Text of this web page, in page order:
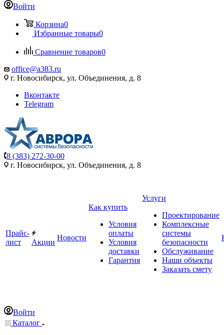
Войти
Корзина0
Избранные товары0
Сравнение товаров0
office@a383.ru
г. Новосибирск, ул. Объединения, д. 8
Вконтакте
Telegram
8 (383) 272-30-00
г. Новосибирск, ул. Объединения, д. 8
Прайс-
лист
Акции
Новости
Как купить
Условия
оплаты
Условия
доставки
Гарантия
Услуги
Проектирование
Комплексные
системы
безопасности
Обслуживание
Наши объекты
Заказать смету
Войти
Каталог